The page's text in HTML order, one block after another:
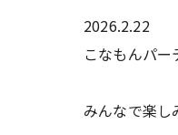
2026.2.22
こなもんパー
みんなで楽し